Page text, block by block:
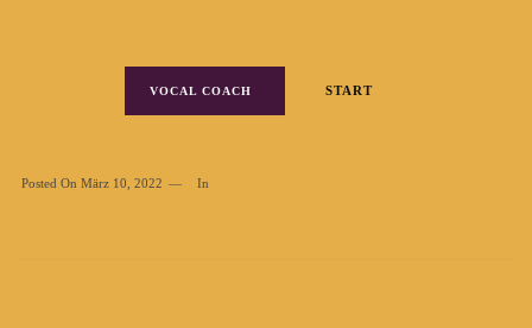
VOCAL COACH START
Posted On März 10, 2022 In